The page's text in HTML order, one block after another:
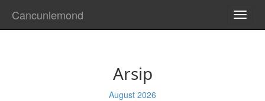
Cancunlemond
Arsip
August 2026